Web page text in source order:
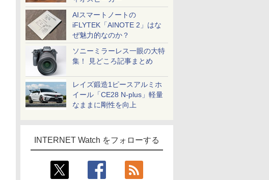
AIスマートノートの
iFLYTEK「AINOTE 2」はな
ぜ魅力的なのか？
ソニーミラーレス一眼の大特
集！ 見どころ記事まとめ
レイズ鍛造1ピースアルミホ
イール「CE28 N-plus」軽量
なままに剛性を向上
INTERNET Watch をフォローする